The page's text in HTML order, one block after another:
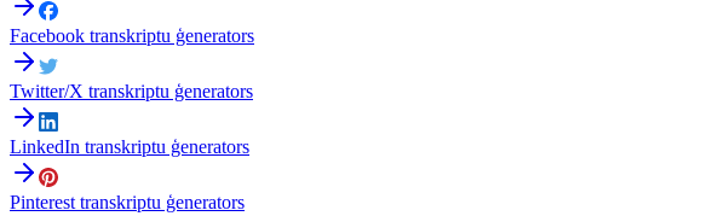
Facebook transkriptu ģenerators
Twitter/X transkriptu ģenerators
LinkedIn transkriptu ģenerators
Pinterest transkriptu ģenerators